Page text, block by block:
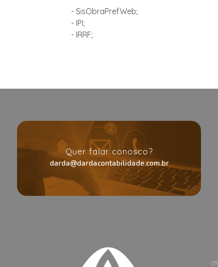
- SisObraPrefWeb;
- IPI;
- IRRF;
Quer falar conosco?
darda@dardacontabilidade.com.br